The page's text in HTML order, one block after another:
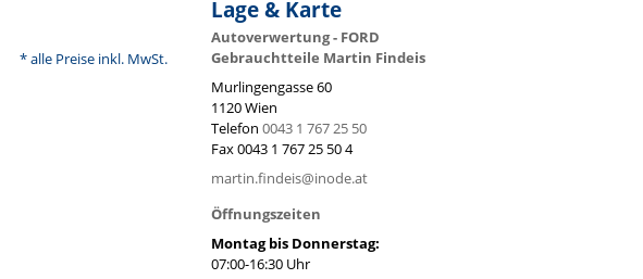
Lage & Karte
Autoverwertung - FORD
Gebrauchtteile Martin Findeis
Murlingengasse 60
1120Wien
Telefon 0043 1 767 25 50
Fax0043 1 767 25 50 4
martin.findeis@inode.at
Öffnungszeiten
Montag bis Donnerstag:
07:00-16:30 Uhr
* alle Preise inkl. MwSt.